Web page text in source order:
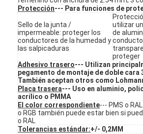
Interruptor de membrana
Interruptor de membrana de
interruptor de membrana con luz de
Capa gráfica
Interruptor de membrana médico
Interruptor de membrana plana
Protección--- Para funciones de
Sello de la junta /
impermeable: proteger los
conductores de la humedad y
las salpicaduras
utilizar
de
proteger
Adhesivo trasero--- Utilizan
pegamento de montaje de doble cara
También aceptan otros como
Placa trasera--- Uso en aluminio,
acrílico o PMMA
El color correspondiente--- PMS o
o RGB también puede estar bien si
o RAL
Tolerancias estándar:+/- 0,2MM